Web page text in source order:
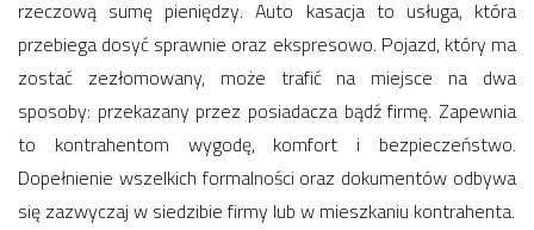
rzeczową sumę pieniędzy. Auto kasacja to usługa, która
przebiega dosyć sprawnie oraz ekspresowo. Pojazd, który ma
zostać zezłomowany, może trafić na miejsce na dwa
sposoby: przekazany przez posiadacza bądź firmę. Zapewnia
to kontrahentom wygodę, komfort i bezpieczeństwo.
Dopełnienie wszelkich formalności oraz dokumentów odbywa
się zazwyczaj w siedzibie firmy lub w mieszkaniu kontrahenta.